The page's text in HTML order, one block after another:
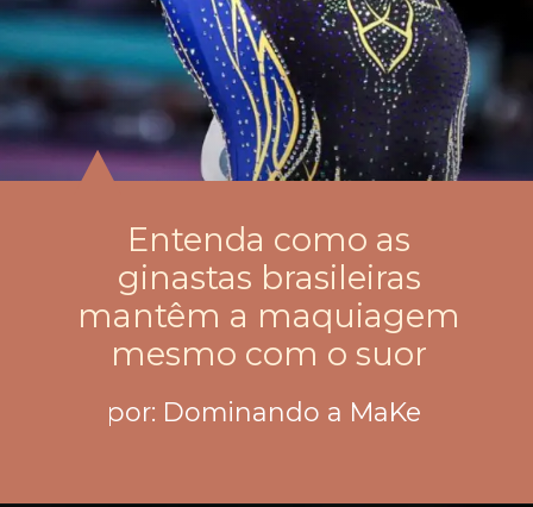
Entenda como as
ginastas brasileiras
mantêm a maquiagem
por: Dominando a MaKe